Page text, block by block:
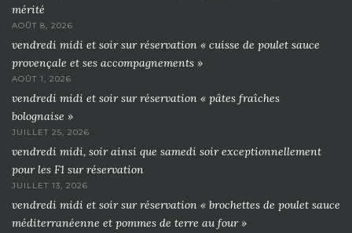
mérité
AOÛT 8, 2026
vendredi midi et soir sur réservation « cuisse de poulet sauce
provençale et ses accompagnements »
AOÛT 1, 2026
vendredi midi et soir sur réservation « pâtes fraîches
bolognaise »
JUILLET 25, 2026
vendredi midi, soir ainsi que samedi soir exceptionnellement
pour les F1 sur réservation
JUILLET 13, 2026
vendredi midi et soir sur réservation « brochettes de poulet sauce
méditerranéenne et pommes de terre au four »